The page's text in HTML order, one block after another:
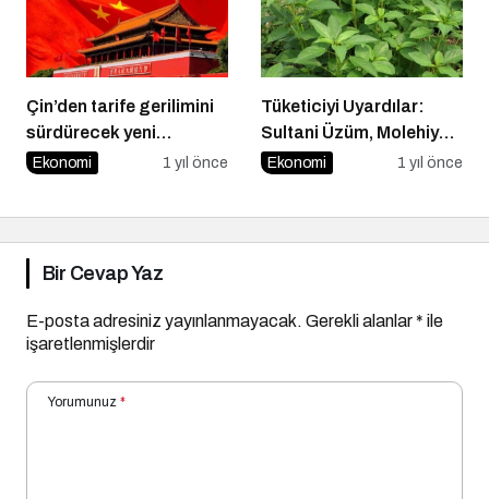
Çin’den tarife gerilimini
sürdürecek yeni
açıklama
Ekonomi 1 yıl önce
Tüketiciyi Uyardılar:
Sultani Üzüm, Molehiya
ve Marulda Pestisit
Ekonomi 1 yıl önce
Bir Cevap Yaz
E-posta adresiniz yayınlanmayacak. Gerekli alanlar* ile
işaretlenmişlerdir
Yorumunuz *